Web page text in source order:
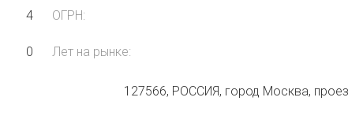
4
0
ОГРН:
Лет на рынке:
127566, РОССИЯ, город Москва,